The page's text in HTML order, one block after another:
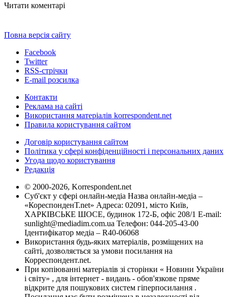
Читати коментарі
Повна версія сайту
Facebook
Twitter
RSS-стрічки
E-mail розсилка
Контакти
Реклама на сайті
Використання матеріалів korrespondent.net
Правила користування сайтом
Договір користування сайтом
Політика у сфері конфіденційності і персональних даних
Угода щодо користування
Редакція
© 2000-2026, Korrespondent.net
Суб'єкт у сфері онлайн-медіа Назва онлайн-медіа –
«КореспонденТ.net» Адреса: 02091, місто Київ,
ХАРКІВСЬКЕ ШОСЕ, будинок 172-Б, офіс 208/1 E-mail:
sunlight@mediadim.com.ua Телефон: 044-205-43-00
Ідентифікатор медіа – R40-06068
Використання будь-яких матеріалів, розміщених на
сайті, дозволяється за умови посилання на
Корреспондент.net.
При копіюванні матеріалів зі сторінки « Новини України
і світу» , для інтернет - видань - обов'язкове пряме
відкрите для пошукових систем гіперпосилання .